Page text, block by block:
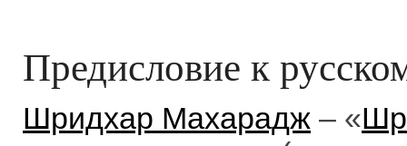
Предисловие к
Шридхар Махарадж – «